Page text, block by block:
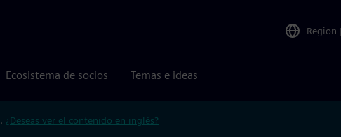
Region |
Ecosistema de socios Temas e ideas
¿Deseas ver el contenido en inglés?